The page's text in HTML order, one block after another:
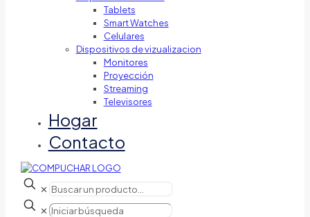
Tablets
Smart Watches
Celulares
Dispositivos de vizualizacion
Monitores
Proyección
Streaming
Televisores
Hogar
Contacto
✕
✕